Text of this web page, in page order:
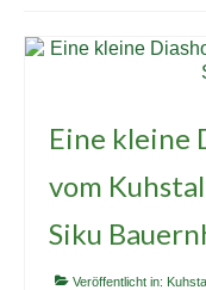
Eine kleine
vom
Siku
Veröffentlicht in: